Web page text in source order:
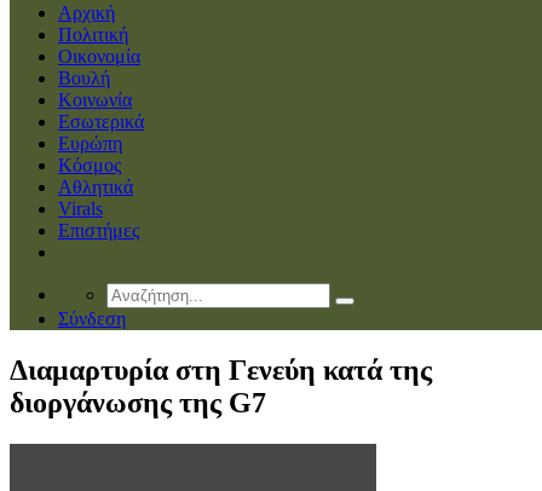
Αρχική
Πολιτική
Οικονομία
Βουλή
Κοινωνία
Εσωτερικά
Ευρώπη
Κόσμος
Αθλητικά
Virals
Επιστήμες
Σύνδεση
Διαμαρτυρία στη Γενεύη κατά της
διοργάνωσης της G7